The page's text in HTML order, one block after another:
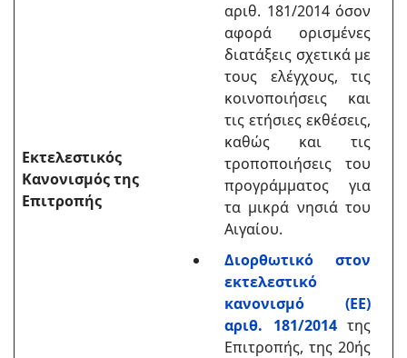
Εκτελεστικός
Κανονισμός της
Επιτροπής
αριθ. 181/2014 όσον
αφορά ορισμένες
διατάξεις σχετικά με
τους ελέγχους, τις
κοινοποιήσεις και
τις ετήσιες εκθέσεις,
καθώς και τις
τροποποιήσεις του
προγράμματος για
τα μικρά νησιά του
Αιγαίου.
Διορθωτικό στον
εκτελεστικό
κανονισμό (ΕΕ)
αριθ. 181/2014της
Επιτροπής, της 20ής